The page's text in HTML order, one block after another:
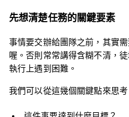
先想清楚任務的關鍵要素
事情要交辦給團隊之前，其實
喔。否則常常講得含糊不清，
執行上遇到困難。
我們可以從這幾個關鍵點來思考